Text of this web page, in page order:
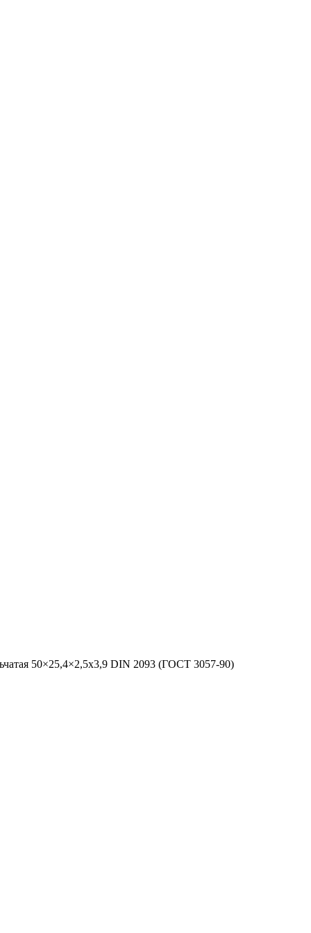
50×25,4×2,5х3,9 DIN 2093 (ГОСТ 3057-90)